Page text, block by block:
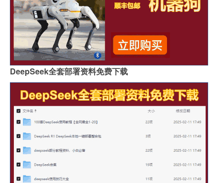
DeepSeek全套部署资料免费下载